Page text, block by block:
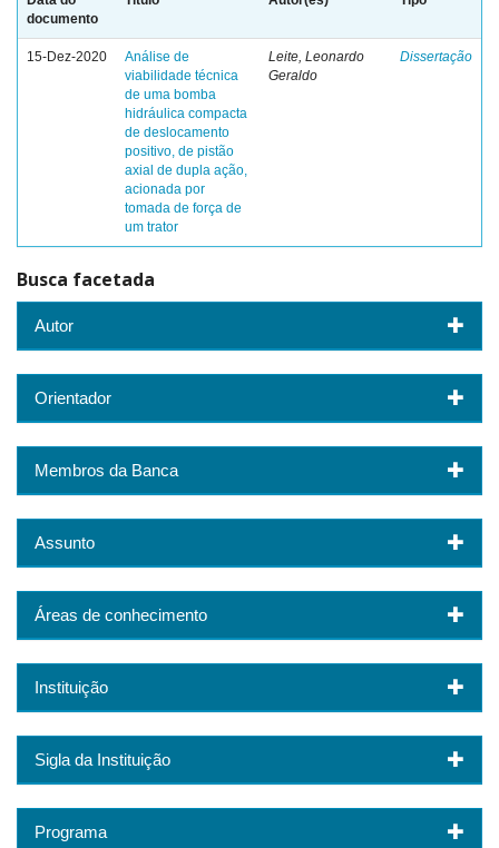
documento
15-Dez-2020
Análise de
viabilidade técnica
de uma bomba
hidráulica compacta
de deslocamento
positivo, de pistão
axial de dupla ação,
acionada por
tomada de força de
um trator
Leite, Leonardo
Geraldo
Dissertação
Busca facetada
Autor
Orientador
Membros da Banca
Assunto
Áreas de conhecimento
Instituição
Sigla da Instituição
Programa